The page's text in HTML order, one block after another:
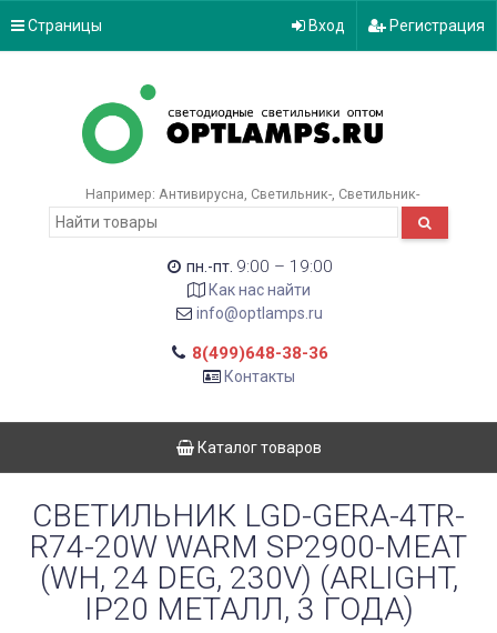
Страницы Вход Регистрация
Например: Антивирусна Светильник- Светильник-
пн.-пт. 9:00 – 19:00
Как нас найти
info@optlamps.ru
8(499)648-38-36
Контакты
Каталог товаров
СВЕТИЛЬНИК LGD-GERA-4TR-
R74-20W WARM SP2900-MEAT
(WH, 24 DEG, 230V) (ARLIGHT,
IP20 МЕТАЛЛ, 3 ГОДА)